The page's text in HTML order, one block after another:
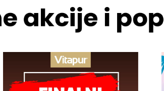
akcije i